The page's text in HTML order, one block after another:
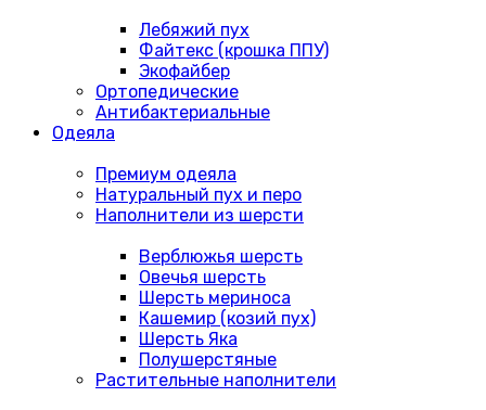
Лебяжий пух
Файтекс (крошка ППУ)
Экофайбер
Ортопедические
Антибактериальные
Одеяла
Премиум одеяла
Натуральный пух и перо
Наполнители из шерсти
Верблюжья шерсть
Овечья шерсть
Шерсть мериноса
Кашемир (козий пух)
Шерсть Яка
Полушерстяные
Растительные наполнители